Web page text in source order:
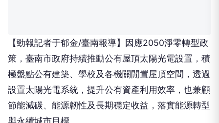
【勁報記者于郁金/臺南報導】因應2050淨零轉型政
策，臺南市政府持續推動公有屋頂太陽光電設置，積
極盤點公有建築、學校及各機關閒置屋頂空間，透過
設置太陽光電系統，提升公有資產利用效率，也兼顧
節能減碳、能源韌性及長期穩定收益，落實能源轉型
與永續城市目標。